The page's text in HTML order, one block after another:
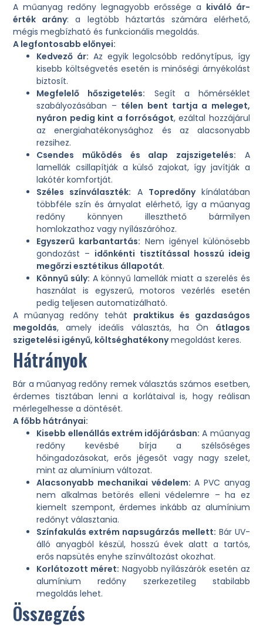
A műanyag redőny legnagyobb erőssége a kiváló ár-
érték arány: a legtöbb háztartás számára elérhető,
mégis megbízható és funkcionális megoldás.
A legfontosabb előnyei:
Kedvező ár: Az egyik legolcsóbb redőnytípus, így
kisebb költségvetés esetén is minőségi árnyékolást
biztosít.
Megfelelő hőszigetelés: Segít a hőmérséklet
szabályozásában – télen bent tartja a meleget,
nyáron pedig kint a forróságot, ezáltal hozzájárul
az energiahatékonysághoz és az alacsonyabb
rezsihez.
Csendes működés és alap zajszigetelés: A
lamellák csillapítják a külső zajokat, így javítják a
lakótér komfortját.
Széles színválaszték: A Topredőnykínálatában
többféle szín és árnyalat elérhető, így a műanyag
redőny könnyen illeszthető bármilyen
homlokzathoz vagy nyílászáróhoz.
Egyszerű karbantartás: Nem igényel különösebb
gondozást – időnkénti tisztítással hosszú ideig
megőrzi esztétikus állapotát.
Könnyű súly: A könnyű lamellák miatt a szerelés és
használat is egyszerű, motoros vezérlés esetén
pedig teljesen automatizálható.
A műanyag redőny tehát praktikus és gazdaságos
megoldás, amely ideális választás, ha Ön átlagos
szigetelési igényű, költséghatékonymegoldást keres.
Hátrányok
Bár a műanyag redőny remek választás számos esetben,
érdemes tisztában lenni a korlátaival is, hogy reálisan
mérlegelhesse a döntését.
A főbb hátrányai:
Kisebb ellenállás extrém időjárásban: A műanyag
redőny kevésbé bírja a szélsőséges
hőingadozásokat, erős jégesőt vagy nagy szelet,
mint az alumínium változat.
Alacsonyabb mechanikai védelem: A PVC anyag
nem alkalmas betörés elleni védelemre – ha ez
kiemelt szempont, érdemes inkább az alumínium
redőnyt választania.
Színfakulás extrém napsugárzás mellett: Bár UV-
álló anyagból készül, hosszú évek alatt a tartós,
erős napsütés enyhe színváltozást okozhat.
Korlátozott méret: Nagyobb nyílászárók esetén az
alumínium redőny szerkezetileg stabilabb
megoldás lehet.
Összegzés